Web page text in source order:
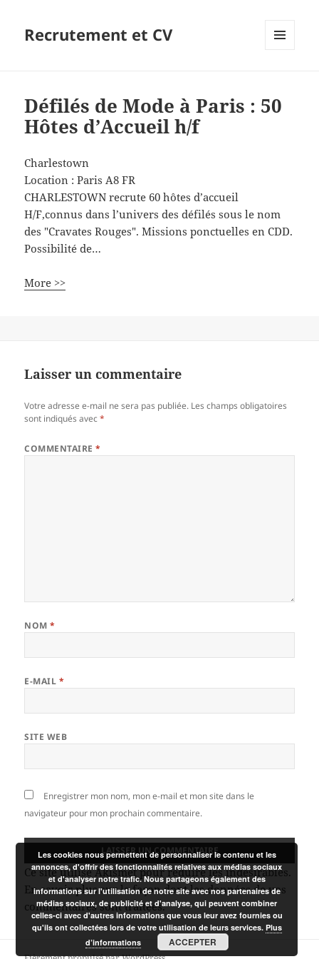
Recrutement et CV
Défilés de Mode à Paris : 50
Hôtes d’Accueil h/f
Charlestown
Location :Paris A8 FR
CHARLESTOWN recrute 60 hôtes d’accueil
H/F,connus dans l’univers des défilés sous le nom
des "Cravates Rouges". Missions ponctuelles en CDD.
Possibilité de…
More >>
Laisser un commentaire
Votre adresse e-mail ne sera pas publiée. Les champs obligatoires
sont indiqués avec*
COMMENTAIRE*
NOM*
E-MAIL *
SITE WEB
Enregistrer mon nom, mon e-mail et mon site dans le
navigateur pour mon prochain commentaire.
Ce site utilise Akismet pour réduire les indésirables.
En savoir plus sur la façon dont les données de vos
commentaires sont traitées.
Les cookies nous permettent de personnaliser le contenu et les
annonces, d'offrir des fonctionnalités relatives aux médias sociaux
et d'analyser notre trafic. Nous partageons également des
informations sur l'utilisation de notre site avec nos partenaires de
médias sociaux, de publicité et d'analyse, qui peuvent combiner
celles-ci avec d'autres informations que vous leur avez fournies ou
qu'ils ont collectées lors de votre utilisation de leurs services. Plus
d’informations
ACCEPTER